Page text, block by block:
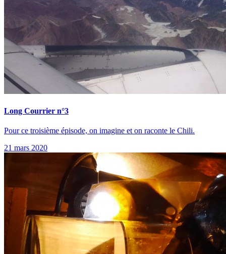
Long Courrier n°3
Pour ce troisième épisode, on imagine et on raconte le Chili.
21 mars 2020